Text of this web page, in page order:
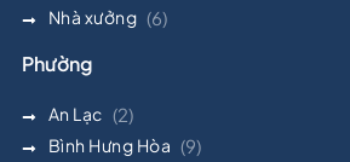
Nhà xưởng (6)
Phường
An Lạc (2)
Bình Hưng Hòa (9)